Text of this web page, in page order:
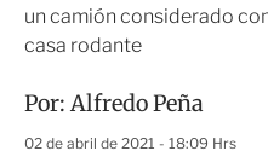
un camión considerado
casa rodante
Por:Alfredo Peña
02 de abril de 2021 - 18:09 Hrs